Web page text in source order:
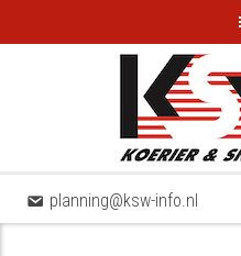
planning@ksw-info.nl